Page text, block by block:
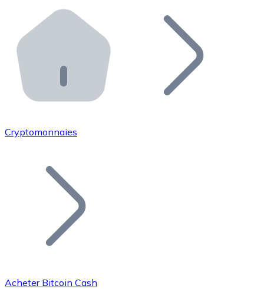
Distributeurs automatiques Bitnovo
Intégrez un ATM Bitnovo dans votre entreprise et
API Bitnovo
Intégrez notre API dans votre écosystème.
Rejoignez notre réseau de distributeurs et
Ajoutez le token de votre projet à notre service
Cryptomonnaies
Acheter Bitcoin Cash